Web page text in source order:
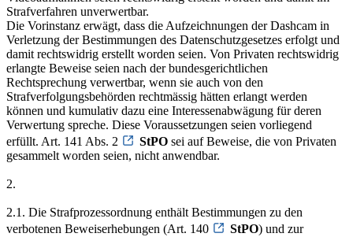
Strafverfahren unverwertbar.
Die Vorinstanz erwägt, dass die Aufzeichnungen der Dashcam in
Verletzung der Bestimmungen des Datenschutzgesetzes erfolgt und
damit rechtswidrig erstellt worden seien. Von Privaten rechtswidrig
erlangte Beweise seien nach der bundesgerichtlichen
Rechtsprechung verwertbar, wenn sie auch von den
Strafverfolgungsbehörden rechtmässig hätten erlangt werden
können und kumulativ dazu eine Interessenabwägung für deren
Verwertung spreche. Diese Voraussetzungen seien vorliegend
erfüllt. Art. 141 Abs. 2
StPO sei auf Beweise, die von Privaten
gesammelt worden seien, nicht anwendbar.
2.
2.1. Die Strafprozessordnung enthält Bestimmungen zu den
verbotenen Beweiserhebungen (Art. 140
StPO) und zur